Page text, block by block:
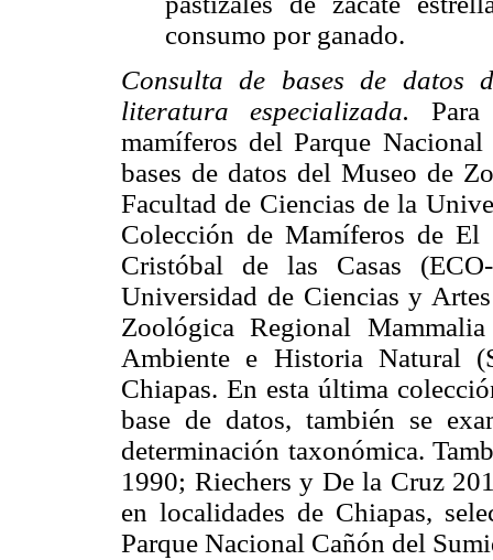
consumo por ganado.
Consulta de bases de datos
literatura especializada.
mamíferos del Parque
bases de datos del Museo de
Facultad de Ciencias de la
Colección de Mamíferos de
Cristóbal de las Casas
Universidad de Ciencias y
Zoológica Regional
Ambiente e Historia Natural
Chiapas. En esta última
base de datos, también se
determinación taxonómica.
1990; Riechers y De la Cruz
en localidades de Chiapas,
Parque Nacional Cañón del